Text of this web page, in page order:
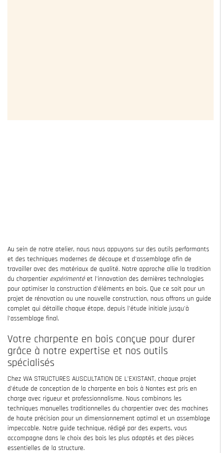
Au sein de notre atelier, nous nous appuyons sur des outils performants
et des techniques modernes de découpe et d'assemblage afin de
travailler avec des matériaux de qualité. Notre approche allie la tradition
du charpentier expérimentéet l'innovation des dernières technologies
pour optimiser la construction d'éléments en bois. Que ce soit pour un
projet de rénovation ou une nouvelle construction, nous offrons un guide
complet qui détaille chaque étape, depuis l'étude initiale jusqu'à
l'assemblage final.
Votre charpente en bois conçue pour durer
grâce à notre expertise et nos outils
spécialisés
Chez WA STRUCTURES AUSCULTATION DE L'EXISTANT, chaque projet
d'étude de conception de la charpente en bois à Nantes est pris en
charge avec rigueur et professionnalisme. Nous combinons les
techniques manuelles traditionnelles du charpentier avec des machines
de haute précision pour un dimensionnement optimal et un assemblage
impeccable. Notre guide technique, rédigé par des experts, vous
accompagne dans le choix des bois les plus adaptés et des pièces
essentielles de la structure.